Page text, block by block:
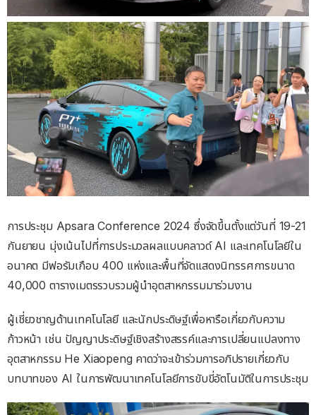
การประชุม Apsara Conference 2024 ซึ่งจัดขึ้นตั้งแต่วันที่ 19-21
กันยายน มุ่งเน้นไปที่การประมวลผลแบบคลาวด์ AI และเทคโนโลยีใน
อนาคต มีฟอรัมเกือบ 400 แห่งและพื้นที่จัดแสดงนิทรรศการขนาด
40,000 ตารางเมตรรวบรวมผู้นำอุตสาหกรรมมาร่วมงาน
ผู้เชี่ยวชาญด้านเทคโนโลยี และนักประดิษฐ์เพื่อหารือเกี่ยวกับความ
ก้าวหน้า เช่น ปัญญาประดิษฐ์เชิงสร้างสรรค์และการเปลี่ยนแปลงทาง
อุตสาหกรรม He Xiaopeng คาดว่าจะเข้าร่วมการอภิปรายเกี่ยวกับ
บทบาทของ AI ในการพัฒนาเทคโนโลยีการขับขี่อัตโนมัติในการประชุม